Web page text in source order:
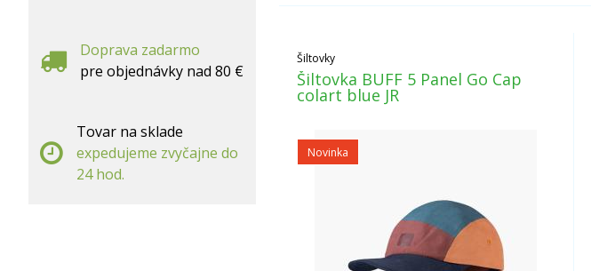
Šiltovky
Šiltovka BUFF 5 Panel Go Cap
colart blue JR
Novinka
Doprava zadarmo
pre objednávky nad 80 €
Tovar na sklade
expedujeme zvyčajne do
24 hod.